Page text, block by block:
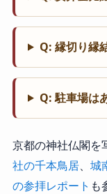
Q: 縁切り縁
Q: 駐車場は
京都の神社仏閣を
社の千本鳥居、 城
の参拝レポート も